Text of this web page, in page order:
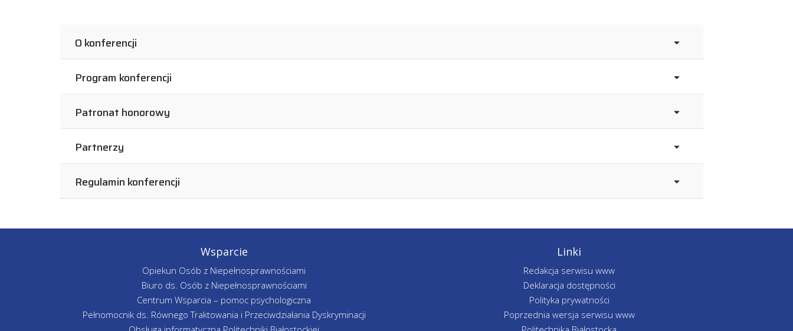
O konferencji
Program konferencji
Patronat honorowy
Partnerzy
Regulamin konferencji
Wsparcie
Opiekun Osób z Niepełnosprawnościami
Biuro ds. Osób z Niepełnosprawnościami
Centrum Wsparcia – pomoc psychologiczna
Pełnomocnik ds. Równego Traktowania i Przeciwdziałania Dyskryminacji
Linki
Redakcja serwisu www
Deklaracja dostępności
Polityka prywatności
Poprzednia wersja serwisu www